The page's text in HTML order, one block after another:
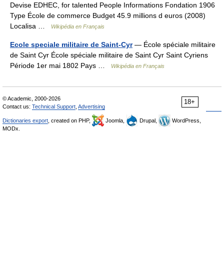
Devise EDHEC, for talented People Informations Fondation 1906
Type École de commerce Budget 45.9 millions d euros (2008)
Localisa …
Wikipédia en Français
Ecole speciale militaire de Saint-Cyr— École spéciale militaire
de Saint Cyr École spéciale militaire de Saint Cyr Saint Cyriens
Période 1er mai 1802 Pays …
Wikipédia en Français
18+
© Academic, 2000-2026
Contact us: Technical Support Advertising
Dictionaries export , created on PHP, Joomla, Drupal,
WordPress,
MODx.